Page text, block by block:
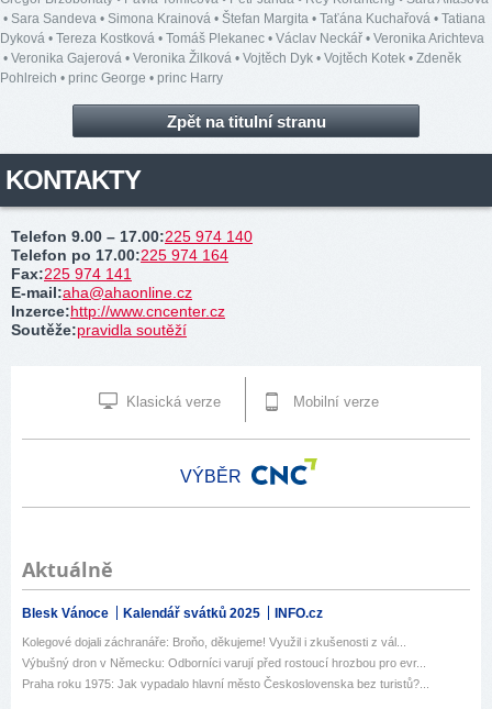
• Sara Sandeva • Simona Krainová • Štefan Margita • Taťána Kuchařová • Tatiana
Dyková • Tereza Kostková • Tomáš Plekanec • Václav Neckář • Veronika Arichteva
• Veronika Gajerová • Veronika Žilková • Vojtěch Dyk • Vojtěch Kotek • Zdeněk
Pohlreich • princ George • princ Harry
Zpět na titulní stranu
KONTAKTY
Telefon 9.00 – 17.00:225 974 140
Telefon po 17.00:225 974 164
Fax:225 974 141
E-mail:aha@ahaonline.cz
Inzerce:http://www.cncenter.cz
Soutěže:pravidla soutěží
Klasická verze Mobilní verze
VÝBĚR
Aktuálně
Blesk Vánoce Kalendář svátků 2025 INFO.cz
Kolegové dojali záchranáře: Broňo, děkujeme! Využil i zkušenosti z vál...
Výbušný dron v Německu: Odborníci varují před rostoucí hrozbou pro evr...
Praha roku 1975: Jak vypadalo hlavní město Československa bez turistů?...